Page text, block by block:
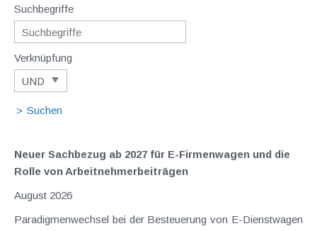
Suchbegriffe
Verknüpfung
Neuer Sachbezug ab 2027 für E-Firmenwagen und die
Rolle von Arbeitnehmer​­beiträgen
August 2026
Paradigmenwechsel bei der Besteuerung von E-Dienstwagen